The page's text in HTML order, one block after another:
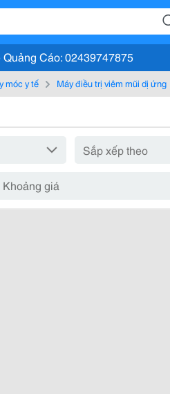
Quảng Cáo: 02439747875
móc y tế Máy điều trị viêm mũi dị ứng
Khoảng giá